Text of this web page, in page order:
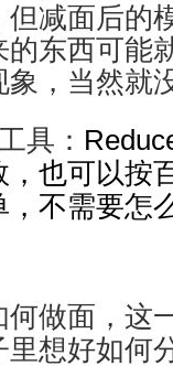
减面后的
东西可能
，当然就
具：
，也可以按
不需要怎
做面，这
想好如何